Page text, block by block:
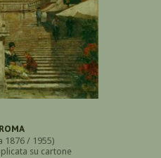
1876 / 1955)
su cartone